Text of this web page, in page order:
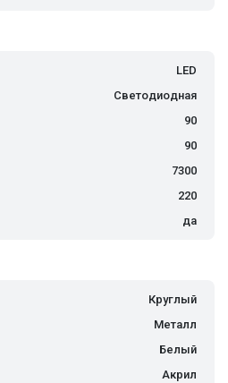
LED
Светодиодная
90
90
7300
220
да
Круглый
Металл
Белый
Акрил